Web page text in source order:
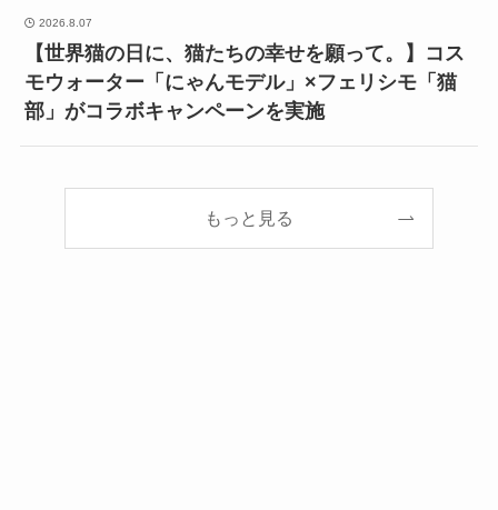
2026.8.07
【世界猫の日に、猫たちの幸せを願って。】コス
モウォーター「にゃんモデル」×フェリシモ「猫
部」がコラボキャンペーンを実施
もっと見る